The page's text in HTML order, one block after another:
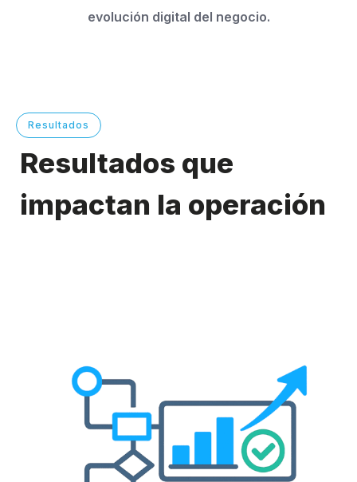
evolución digital del negocio.
Resultados
Resultados que
impactan la operación